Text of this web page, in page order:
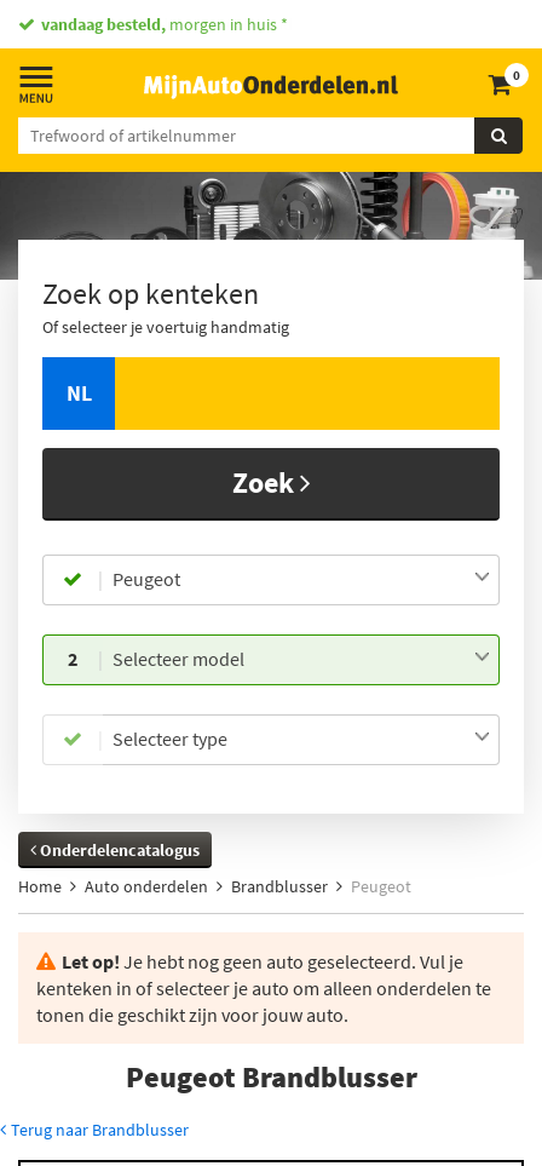
vandaag besteld, morgen in huis *
0
Zoek op kenteken
Of selecteer je voertuig handmatig
NL
Zoek
Peugeot
2 Selecteer model
Selecteer type
Onderdelencatalogus
Home
Auto onderdelen Brandblusser Peugeot
Let op! Je hebt nog geen auto geselecteerd. Vul je
kenteken in of selecteer je auto om alleen onderdelen te
tonen die geschikt zijn voor jouw auto.
Peugeot Brandblusser
Terug naar Brandblusser